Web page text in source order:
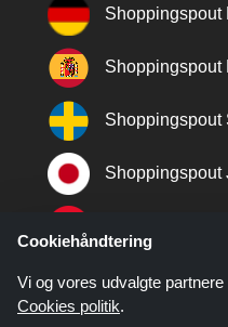
Shoppingspout
Shoppingspout
Shoppingspout
Shoppingspout
Shoppingspout
Cookiehåndtering
Vi og vores udvalgte
Cookies politik.